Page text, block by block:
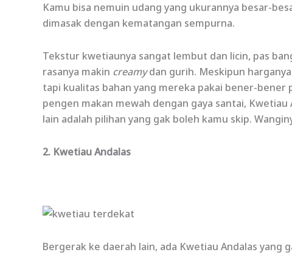
Kamu bisa nemuin udang yang ukurannya besar-
dimasak dengan kematangan sempurna.
Tekstur kwetiaunya sangat lembut dan licin, pas
rasanya makin creamydan gurih. Meskipun
tapi kualitas bahan yang mereka pakai bener-
pengen makan mewah dengan gaya santai,
lain adalah pilihan yang gak boleh kamu skip.
2. Kwetiau Andalas
Bergerak ke daerah lain, ada Kwetiau Andalas yang